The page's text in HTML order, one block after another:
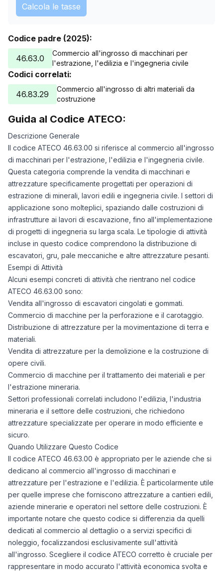
Calcola le tasse
Codice padre (2025):
46.63.0
Commercio all'ingrosso di macchinari per
l'estrazione, l'edilizia e l'ingegneria civile
Codici correlati:
46.83.29
Commercio all'ingrosso di altri materiali da
costruzione
Guida al Codice ATECO:
Descrizione Generale
Il codice ATECO 46.63.00 si riferisce al commercio all'ingrosso
di macchinari per l'estrazione, l'edilizia e l'ingegneria civile.
Questa categoria comprende la vendita di macchinari e
attrezzature specificamente progettati per operazioni di
estrazione di minerali, lavori edili e ingegneria civile. I settori di
applicazione sono molteplici, spaziando dalle costruzioni di
infrastrutture ai lavori di escavazione, fino all'implementazione
di progetti di ingegneria su larga scala. Le tipologie di attività
incluse in questo codice comprendono la distribuzione di
escavatori, gru, pale meccaniche e altre attrezzature pesanti.
Esempi di Attività
Alcuni esempi concreti di attività che rientrano nel codice
ATECO 46.63.00 sono:
Vendita all'ingrosso di escavatori cingolati e gommati.
Commercio di macchine per la perforazione e il carotaggio.
Distribuzione di attrezzature per la movimentazione di terra e
materiali.
Vendita di attrezzature per la demolizione e la costruzione di
opere civili.
Commercio di macchine per il trattamento dei materiali e per
l'estrazione mineraria.
Settori professionali correlati includono l'edilizia, l'industria
mineraria e il settore delle costruzioni, che richiedono
attrezzature specializzate per operare in modo efficiente e
sicuro.
Quando Utilizzare Questo Codice
Il codice ATECO 46.63.00 è appropriato per le aziende che si
dedicano al commercio all'ingrosso di macchinari e
attrezzature per l'estrazione e l'edilizia. È particolarmente utile
per quelle imprese che forniscono attrezzature a cantieri edili,
aziende minerarie e operatori nel settore delle costruzioni. È
importante notare che questo codice si differenzia da quelli
dedicati al commercio al dettaglio o a servizi specifici di
noleggio, focalizzandosi esclusivamente sull'attività
all'ingrosso. Scegliere il codice ATECO corretto è cruciale per
rappresentare in modo accurato l'attività economica svolta e